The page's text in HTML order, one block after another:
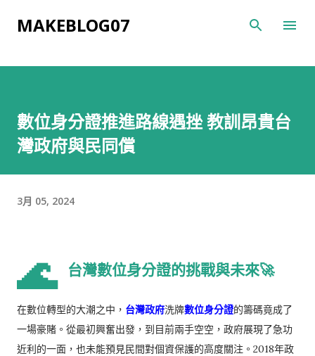
跳到主要內容
MAKEBLOG07
數位身分證推進路線遇挫 教訓昂貴台
灣政府與民同償
3月 05, 2024
🌊 台灣數位身分證的挑戰與未來🚀
在數位轉型的大潮之中， 台灣政府洗牌數位身分證的籌碼竟成了
一場豪賭。從最初興奮出發，到目前兩手空空，政府展現了急功
近利的一面，也未能預見民間對個資保護的高度關注。2018年政